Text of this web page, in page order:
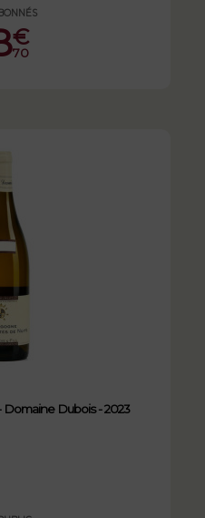
€
70
Domaine Dubois - 2023